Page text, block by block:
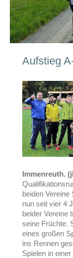
Aufstieg
Immenreuth.
beiden
nun seit vier 4
beider Vereine
seine Früchte.
eines großen
ins Rennen
Spielen in